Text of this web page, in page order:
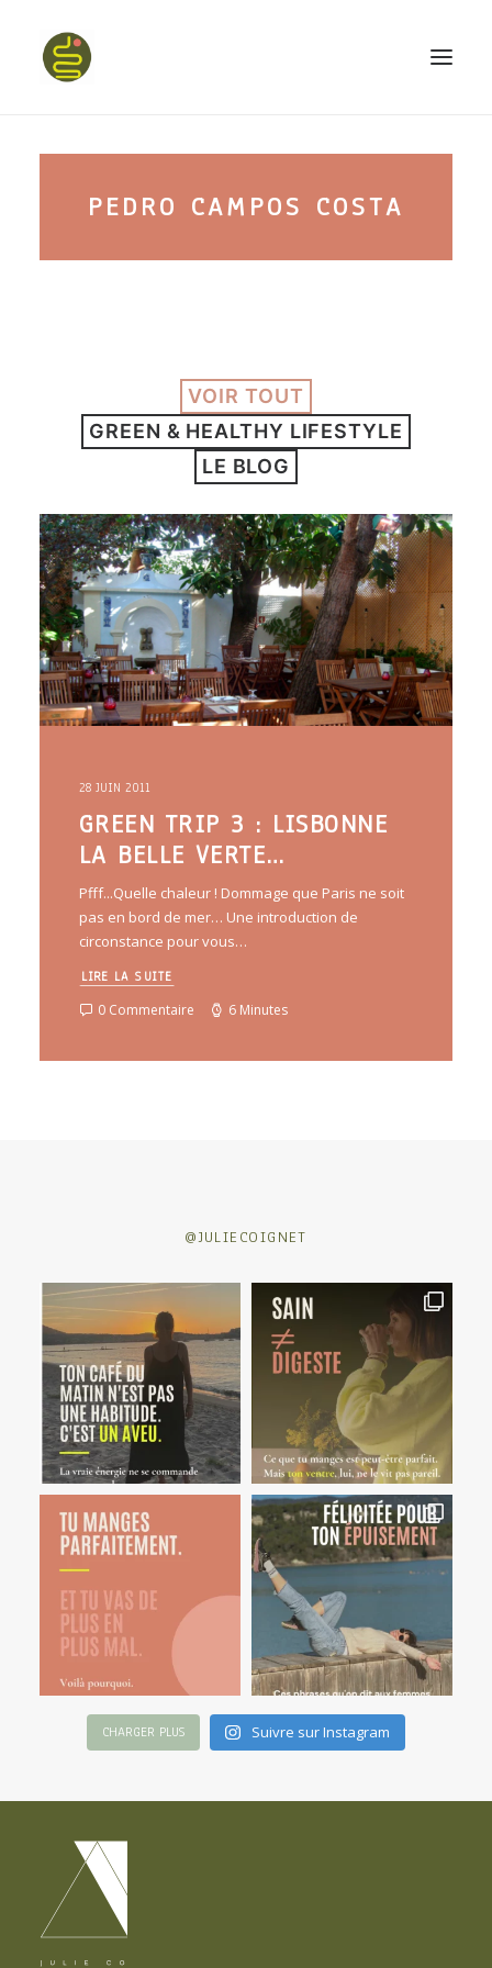
PROGRAMME HAPPY BELLY
CONFÉRENCES
podcast kinoa
YOGA
faire le quiz
Recherche
Panier
PEDRO CAMPOS COSTA
VOIR TOUT
GREEN & HEALTHY LIFESTYLE
LE BLOG
28 JUIN 2011
GREEN TRIP 3 : LISBONNE
LA BELLE VERTE…
Pfff...Quelle chaleur ! Dommage que Paris ne soit
pas en bord de mer… Une introduction de
circonstance pour vous…
LIRE LA SUITE
0 Commentaire 6 Minutes
@JULIECOIGNET
CHARGER PLUS Suivre sur Instagram